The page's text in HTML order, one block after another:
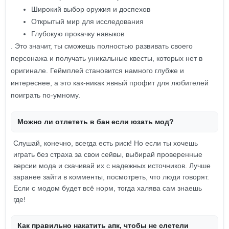
Широкий выбор оружия и доспехов
Открытый мир для исследования
Глубокую прокачку навыков
. Это значит, ты сможешь полностью развивать своего
персонажа и получать уникальные квесты, которых нет в
оригинале. Геймплей становится намного глубже и
интереснее, а это как-никак явный профит для любителей
поиграть по-умному.
Можно ли отлететь в бан если юзать мод?
Слушай, конечно, всегда есть риск! Но если ты хочешь
играть без страха за свои сейвы, выбирай проверенные
версии мода и скачивай их с надежных источников. Лучше
заранее зайти в комменты, посмотреть, что люди говорят.
Если с модом будет всё норм, тогда халява сам знаешь
где!
Как правильно накатить апк, чтобы не слетели